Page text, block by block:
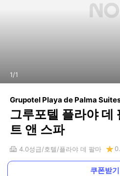
1/1
Grupotel Playa de Palma
그루포텔 플라야 데
트 앤 스파
4.0성급 호텔 플라야 데 팔마
쿠폰받기